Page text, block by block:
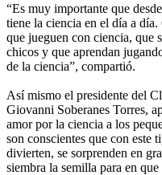
“Es muy importante que
tiene la ciencia en el día a
que jueguen con ciencia, que
chicos y que aprendan
de la ciencia”, compartió.
Así mismo el presidente del
Giovanni Soberanes Torres,
amor por la ciencia a los
son conscientes que con este
divierten, se sorprenden en
siembra la semilla para en